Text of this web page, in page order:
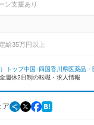
ン支援あり
給35万円以上
トップ中国･四国香川県医薬品・
週休2日制の転職・求人情報
ア